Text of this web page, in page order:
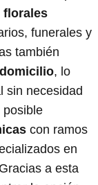
florales
funerales y
también
, lo
sin necesidad
posible
con ramos
en
a esta